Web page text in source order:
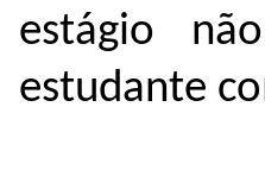
estágio
estudante